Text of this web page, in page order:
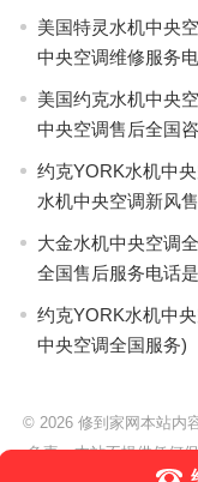
美国特灵水机中央
中央空调维修服务
美国约克水机中央
中央空调售后全国
约克YORK水机中
水机中央空调新风
大金水机中央空调
全国售后服务电话
约克YORK水机中
中央空调全国服务)
© 2026 修到家网本站内
负责，本站不提供任何